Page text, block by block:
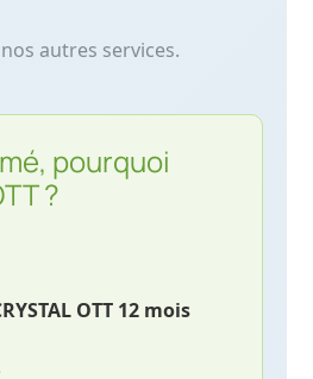
autres services.
pourquoi
?
OTT 12 mois